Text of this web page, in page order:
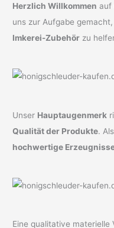
Herzlich Willkommen auf
uns zur Aufgabe
Imkerei-Zubehör zu
Unser Hauptaugenmerk
Qualität der Produkte. Als
hochwertige
Eine qualitative materielle